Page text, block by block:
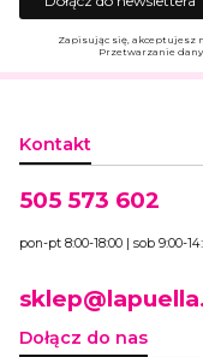
Zapisując się, akceptujesz
Przetwarzanie
Kontakt
505 573 602
pon-pt 8:00-18:00 | sob 9:00-
Dołącz do nas